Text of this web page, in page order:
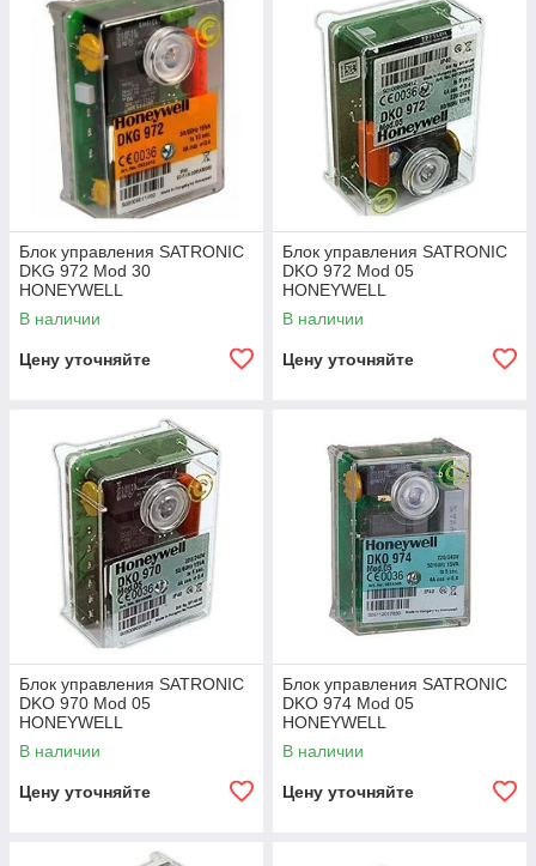
Блок управления SATRONIC
DKG 972 Mod 30
HONEYWELL
В наличии
Цену уточняйте
Блок управления SATRONIC
DKO 972 Mod 05
HONEYWELL
В наличии
Цену уточняйте
Блок управления SATRONIC
DKO 970 Mod 05
HONEYWELL
В наличии
Цену уточняйте
Блок управления SATRONIC
DKO 974 Mod 05
HONEYWELL
В наличии
Цену уточняйте